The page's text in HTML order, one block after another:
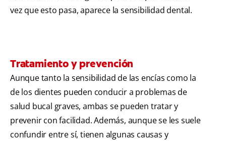
vez que esto pasa, aparece la sensibilidad dental.
Tratamiento y prevención
Aunque tanto la sensibilidad de las encías como la
de los dientes pueden conducir a problemas de
salud bucal graves, ambas se pueden tratar y
prevenir con facilidad. Además, aunque se les suele
confundir entre sí, tienen algunas causas y